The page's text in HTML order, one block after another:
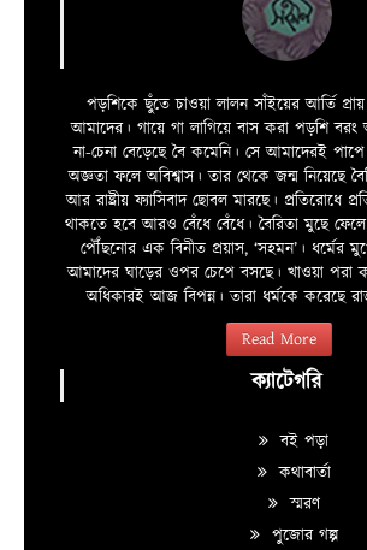
পড়শিকে ছুঁতে চাওয়া লালন সাঁইয়ের আর্তি
আমাদের। গায়ে গা লাগিয়ে বাস করা পড়শি
না-চেনা বেড়েছে বৈ কমেনি। সে আমাদেরই
অজ্ঞতা ফলে অবিশ্বাস। তার থেকে জন্ম নিয়েছে
আর রাষ্ট্রীয় ফ্যাসিবাদ ছোবল মারছে। প্রতিরোধে
থাকতে হবে আরও বেঁধে বেঁধে। বৈরিতা মুছে
পৌঁছনোর এক বিনীত প্রয়াস, ‘সহমন’। ধর্মের
আমাদের ঘাড়ের ওপর চেপে বসছে। খাওয়া পরা
অধিকারই আজ বিপন্ন। তারা ধর্মকে করেছে
Read More
ক্যাটেগরি
বই পড়া
কথাবার্তা
স্মরণ
পুজোর গল্প